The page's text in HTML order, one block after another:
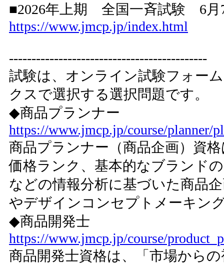
■2026年上期 全国一斉試験 6
https://www.jmcp.jp/index.html
--------------------------------------------
試験は、オンライン試験フォー
クスで選択する選択問題です。
◆商品プランナー
https://www.jmcp.jp/course/planner/
商品プランナー（商品企画）資
価格ランク、基本的なブランド
などの情報分析に基づいた商品
やデザインコンセプトメーキン
◆商品開発士
https://www.jmcp.jp/course/
商品開発士資格は、「市場から